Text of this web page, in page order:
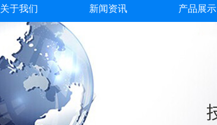
关于我们 新闻资讯 产品展示